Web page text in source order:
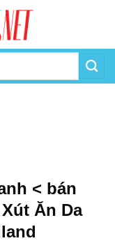
< bán
Ăn Da